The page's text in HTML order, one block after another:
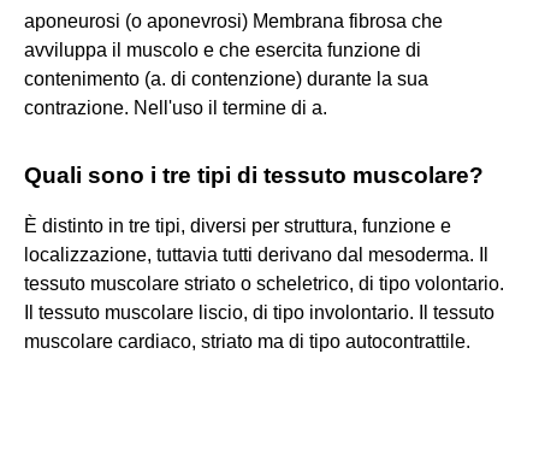
aponeurosi (o aponevrosi) Membrana fibrosa che
avviluppa il muscolo e che esercita funzione di
contenimento (a. di contenzione) durante la sua
contrazione. Nell'uso il termine di a.
Quali sono i tre tipi di tessuto muscolare?
È distinto in tre tipi, diversi per struttura, funzione e
localizzazione, tuttavia tutti derivano dal mesoderma. Il
tessuto muscolare striato o scheletrico, di tipo volontario.
Il tessuto muscolare liscio, di tipo involontario. Il tessuto
muscolare cardiaco, striato ma di tipo autocontrattile.